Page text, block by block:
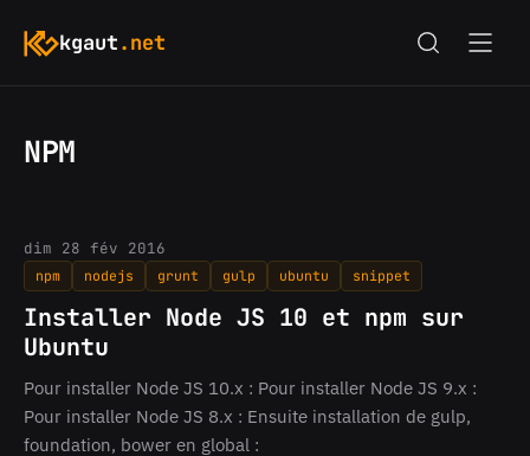
kgaut.net
NPM
dim 28 fév 2016
npm nodejs grunt gulp ubuntu snippet
Installer Node JS 10 et npm sur
Ubuntu
Pour installer Node JS 10.x : Pour installer Node JS 9.x :
Pour installer Node JS 8.x : Ensuite installation de gulp,
foundation, bower en global :